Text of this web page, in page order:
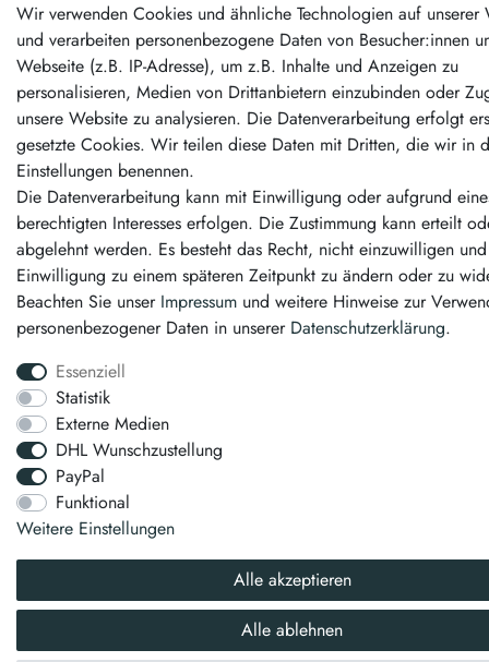
Wir verwenden Cookies und ähnliche Technologien auf unserer
und verarbeiten personenbezogene Daten von Besucher:innen
Webseite (z.B. IP-Adresse), um z.B. Inhalte und Anzeigen zu
personalisieren, Medien von Drittanbietern einzubinden oder
unsere Website zu analysieren. Die Datenverarbeitung erfolgt
gesetzte Cookies. Wir teilen diese Daten mit Dritten, die wir in
Einstellungen benennen.
Die Datenverarbeitung kann mit Einwilligung oder aufgrund
berechtigten Interesses erfolgen. Die Zustimmung kann erteilt
abgelehnt werden. Es besteht das Recht, nicht einzuwilligen
Einwilligung zu einem späteren Zeitpunkt zu ändern oder zu
Beachten Sie unser Impressum und weitere Hinweise zur
personenbezogener Daten in unserer Daten­schutz­erklärung.
Essenziell
Statistik
Externe Medien
DHL Wunschzustellung
PayPal
Funktional
Weitere Einstellungen
Alle akzeptieren
Alle ablehnen